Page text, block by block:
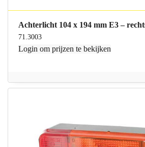
Achterlicht 104 x 194 mm E3 –
71.3003
Login om prijzen te bekijken